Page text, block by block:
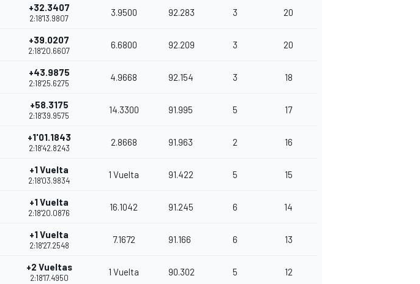
+32.3407
2:18'13.9807
3.9500 92.283 3 20
+39.0207
2:18'20.6607
6.6800 92.209 3 20
+43.9875
2:18'25.6275
4.9668 92.154 3 18
+58.3175
2:18'39.9575
14.3300 91.995 5 17
+1'01.1843
2:18'42.8243
2.8668 91.963 2 16
+1 Vuelta
2:18'03.9834
1 Vuelta 91.422 5 15
+1 Vuelta
2:18'20.0876
16.1042 91.245 6 14
+1 Vuelta
2:18'27.2548
7.1672 91.166 6 13
+2 Vueltas
2:18'17.4950
1 Vuelta 90.302 5 12